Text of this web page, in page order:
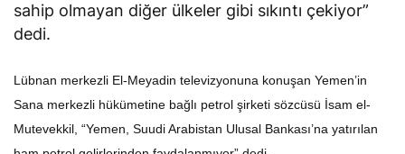
sahip olmayan diğer ülkeler gibi sıkıntı çekiyor”
dedi.
Lübnan merkezli El-Meyadin televizyonuna konuşan Yemen’in
Sana merkezli hükümetine bağlı petrol şirketi sözcüsü İsam el-
Mutevekkil, “Yemen, Suudi Arabistan Ulusal Bankası’na yatırılan